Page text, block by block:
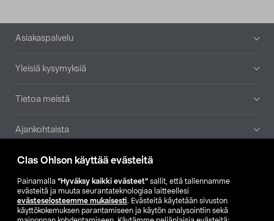
Clas Ohlson käyttää evästeitä
Painamalla ”Hyväksy kaikki evästeet” sallit, että tallennamme
evästeitä ja muuta seurantateknologiaa laitteellesi
evästeselosteemme mukaisesti. Evästeitä käytetään sivuston
käyttökokemuksen parantamiseen ja käytön analysointiin sekä
Alatunniste
Asiakaspalvelu
Yleisiä kysymyksiä
Tietoa meistä
Ajankohtaista
Muut yrityksemme
Etsi myymälä